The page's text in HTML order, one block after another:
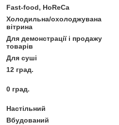
Fast-food, HoReCa
Холодильна/охолоджувана
вітрина
Для демонстрації і продажу
товарів
Для суші
12 град.
0 град.
Настільний
Вбудований